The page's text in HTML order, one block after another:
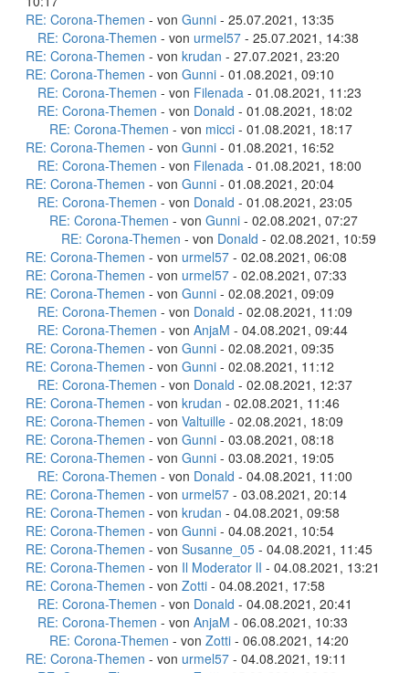
RE: Corona-Themen - von Gunni - 25.07.2021, 13:35
RE: Corona-Themen - von urmel57 - 25.07.2021, 14:38
RE: Corona-Themen - von krudan - 27.07.2021, 23:20
RE: Corona-Themen - von Gunni - 01.08.2021, 09:10
RE: Corona-Themen - von Filenada - 01.08.2021, 11:23
RE: Corona-Themen - von Donald - 01.08.2021, 18:02
RE: Corona-Themen - von micci - 01.08.2021, 18:17
RE: Corona-Themen - von Gunni - 01.08.2021, 16:52
RE: Corona-Themen - von Filenada - 01.08.2021, 18:00
RE: Corona-Themen - von Gunni - 01.08.2021, 20:04
RE: Corona-Themen - von Donald - 01.08.2021, 23:05
RE: Corona-Themen - von Gunni - 02.08.2021, 07:27
RE: Corona-Themen - von Donald - 02.08.2021, 10:59
RE: Corona-Themen - von urmel57 - 02.08.2021, 06:08
RE: Corona-Themen - von urmel57 - 02.08.2021, 07:33
RE: Corona-Themen - von Gunni - 02.08.2021, 09:09
RE: Corona-Themen - von Donald - 02.08.2021, 11:09
RE: Corona-Themen - von AnjaM - 04.08.2021, 09:44
RE: Corona-Themen - von Gunni - 02.08.2021, 09:35
RE: Corona-Themen - von Gunni - 02.08.2021, 11:12
RE: Corona-Themen - von Donald - 02.08.2021, 12:37
RE: Corona-Themen - von krudan - 02.08.2021, 11:46
RE: Corona-Themen - von Valtuille - 02.08.2021, 18:09
RE: Corona-Themen - von Gunni - 03.08.2021, 08:18
RE: Corona-Themen - von Gunni - 03.08.2021, 19:05
RE: Corona-Themen - von Donald - 04.08.2021, 11:00
RE: Corona-Themen - von urmel57 - 03.08.2021, 20:14
RE: Corona-Themen - von krudan - 04.08.2021, 09:58
RE: Corona-Themen - von Gunni - 04.08.2021, 10:54
RE: Corona-Themen - von Susanne_05 - 04.08.2021, 11:45
RE: Corona-Themen - von Il Moderator lI - 04.08.2021, 13:21
RE: Corona-Themen - von Zotti - 04.08.2021, 17:58
RE: Corona-Themen - von Donald - 04.08.2021, 20:41
RE: Corona-Themen - von AnjaM - 06.08.2021, 10:33
RE: Corona-Themen - von Zotti - 06.08.2021, 14:20
RE: Corona-Themen - von urmel57 - 04.08.2021, 19:11